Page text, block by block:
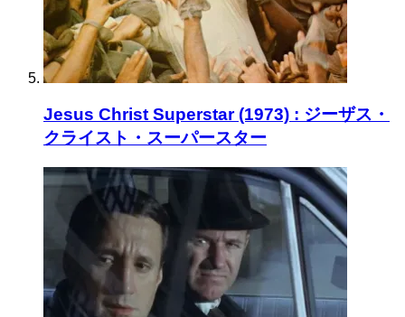
Jesus Christ Superstar (1973) : ジーザス・
クライスト・スーパースター